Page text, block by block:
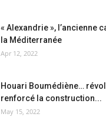
« Alexandrie », l’ancienne
la Méditerranée
Apr 12, 2022
Houari Boumédiène…
renforcé la construction...
May 15, 2022